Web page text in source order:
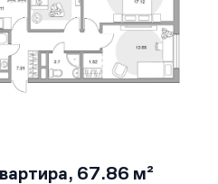
67.86 м²